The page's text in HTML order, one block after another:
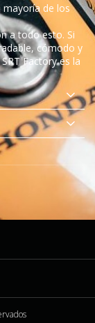
de los
a todo esto. Si
cómodo y
Factory es la